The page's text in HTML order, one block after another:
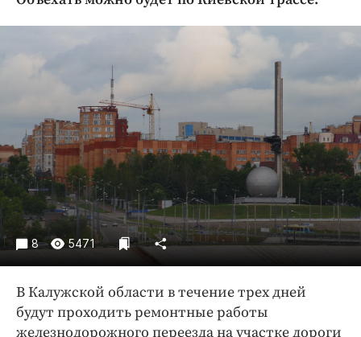
Недвижимость и ЖКХ
Образование
Общество
Погода
Праздники
Происшествия
Спорт
Экономика и бизнес
ПРОЕКТЫ
Блоги
Издания
8 5471
В Калужской области в течение трех дней
будут проходить ремонтные работы
железнодорожного переезда на участке дороги